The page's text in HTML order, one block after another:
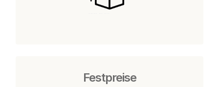
Festpreise